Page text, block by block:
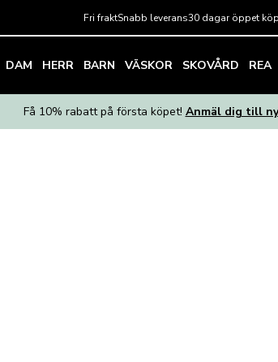
Fri fraktSnabb leverans30 dagar öppet köp
DAM HERR BARN VÄSKOR SKOVÅRD REA
Få 10% rabatt på första köpet! Anmäl dig till